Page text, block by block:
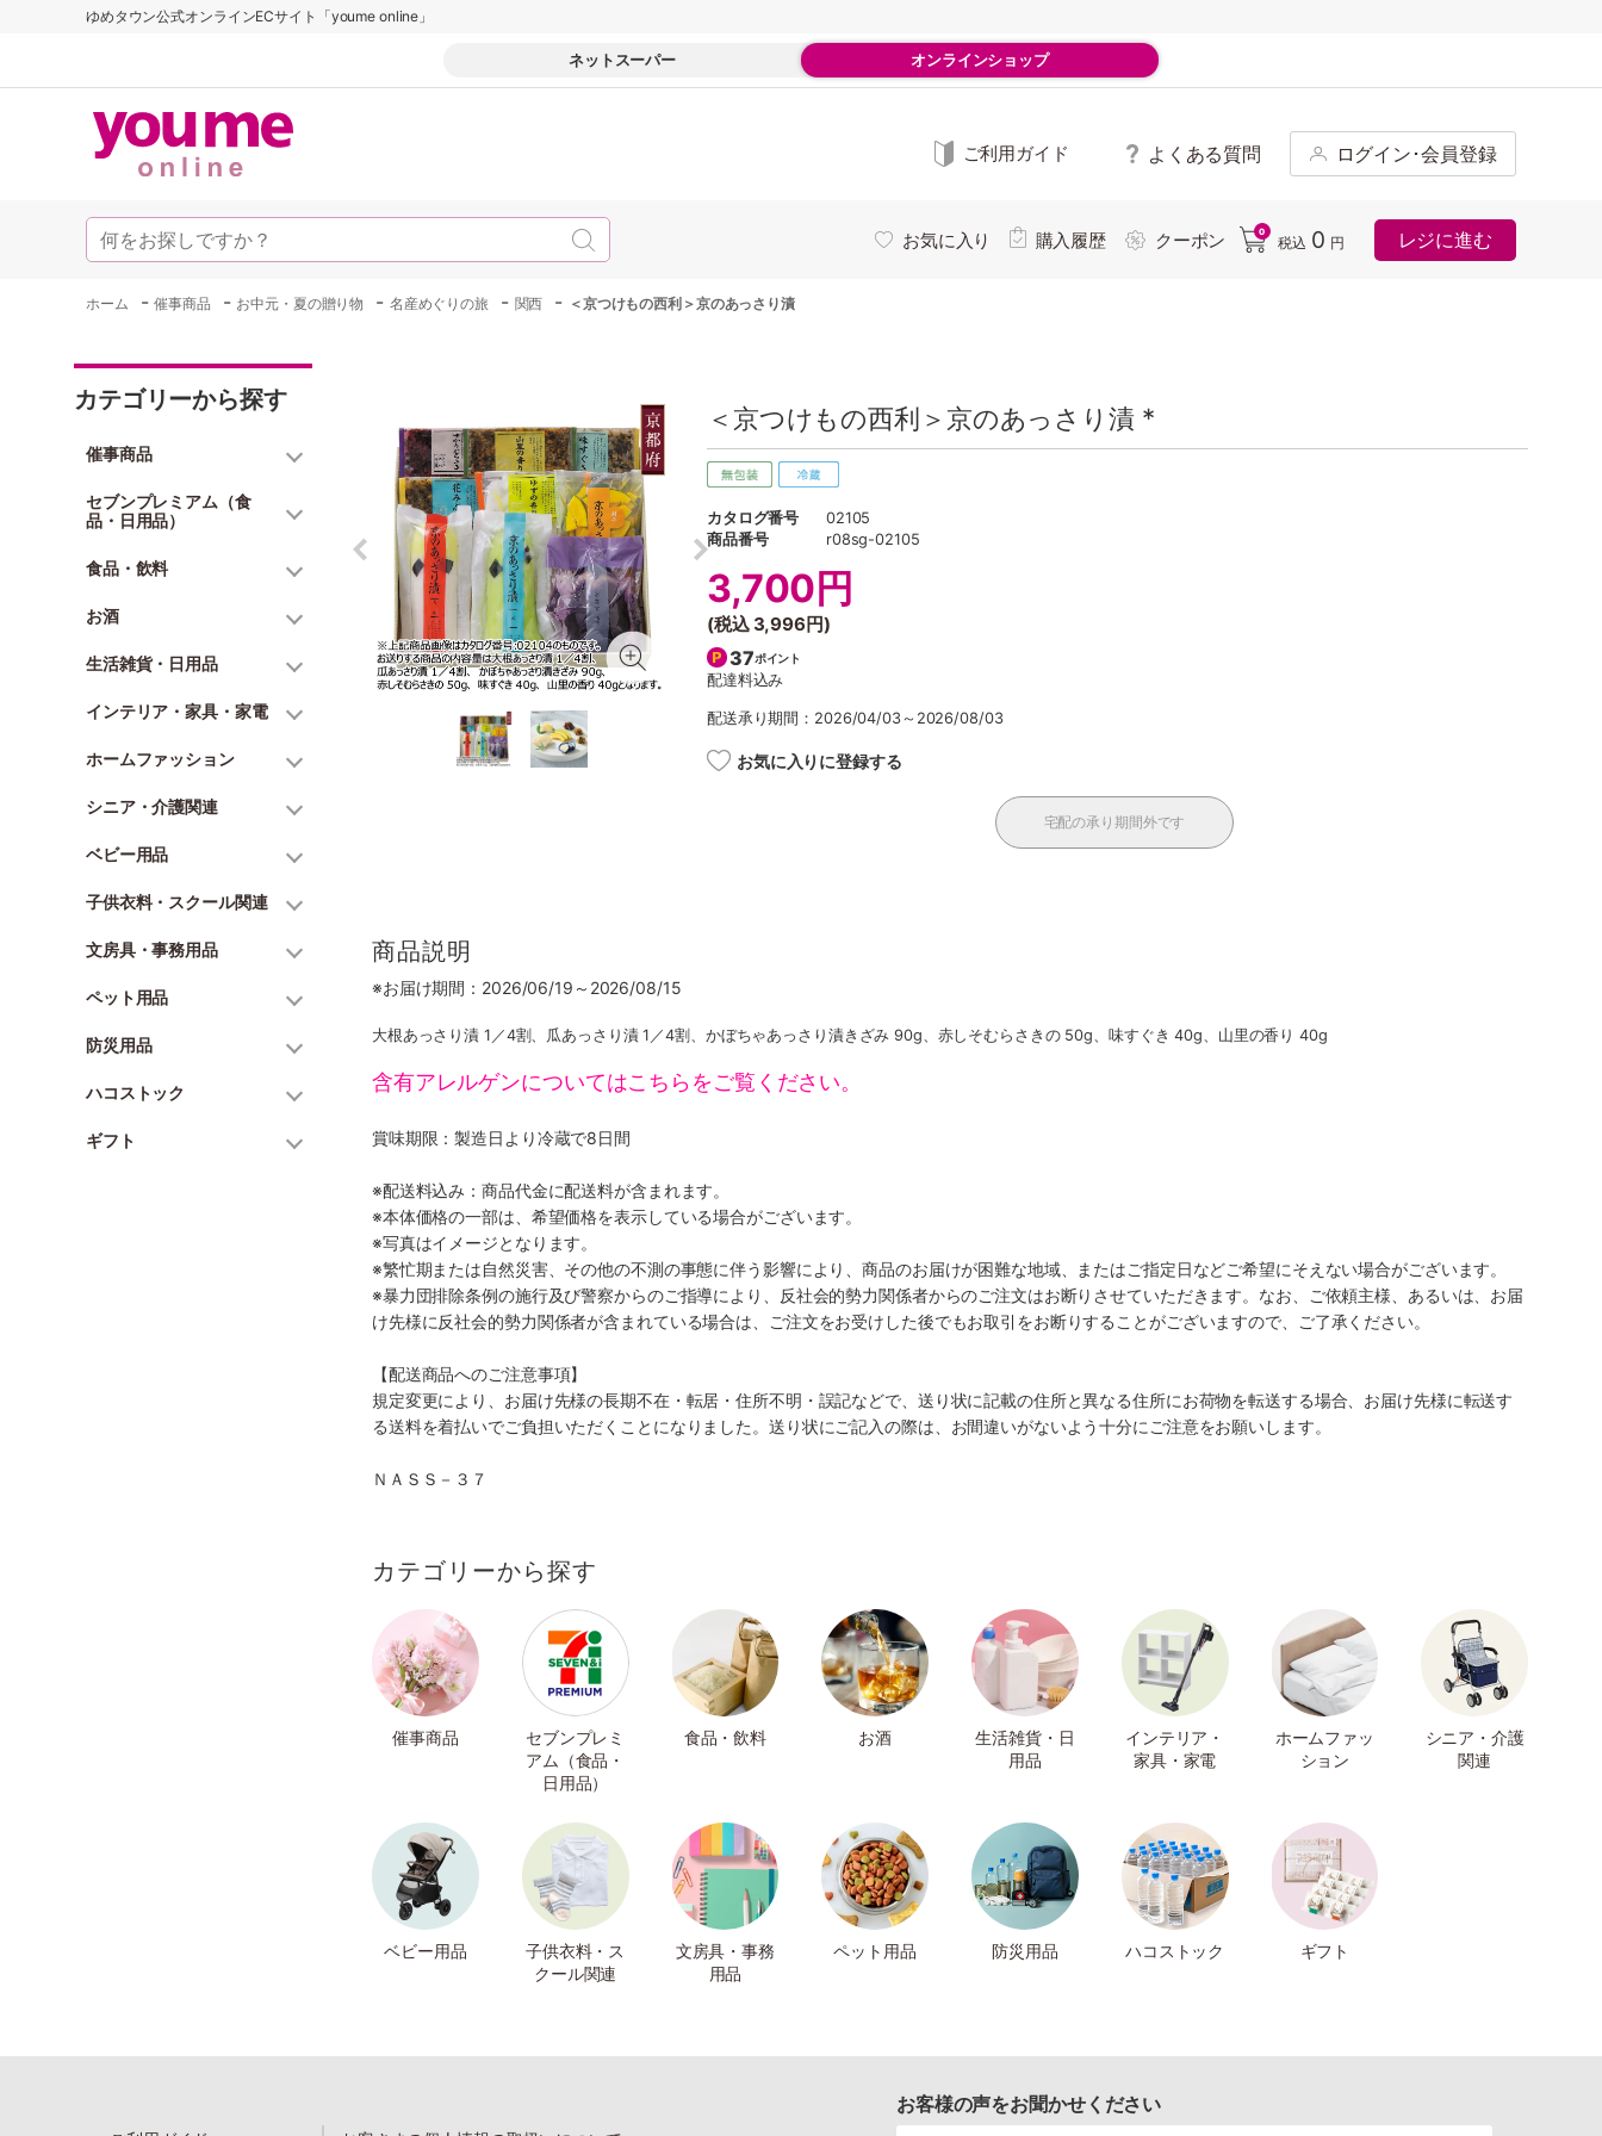
ゆめタウン公式オンラインECサイト「youme online」
ネットスーパー オンラインショップ
ご利用ガイド よくある質問 ログイン･会員登録
お気に入り 購入履歴 クーポン 0
税込 0 円 レジに進む
ホーム -催事商品 - お中元・夏の贈り物 - 名産めぐりの旅 - 関西 - ＜京つけもの西利＞京のあっさり漬
カテゴリーから探す
催事商品
セブンプレミアム（食
品・日用品）
食品・飲料
お酒
生活雑貨・日用品
インテリア・家具・家電
ホームファッション
シニア・介護関連
ベビー用品
子供衣料・スクール関連
文房具・事務用品
ペット用品
防災用品
ハコストック
ギフト
＜京つけもの西利＞京のあっさり漬 *
カタログ番号
02105
商品番号
r08sg-02105
3,700円
(税込 3,996円)
37ポイント
配達料込み
配送承り期間：2026/04/03～2026/08/03
お気に入りに登録する
宅配の承り期間外です
商品説明
※お届け期間：2026/06/19～2026/08/15
大根あっさり漬 1／4割、瓜あっさり漬 1／4割、かぼちゃあっさり漬きざみ 90g、赤しそむらさきの 50g、味すぐき 40g、山里の香り 40g
含有アレルゲンについてはこちらをご覧ください。
賞味期限：製造日より冷蔵で8日間
※配送料込み：商品代金に配送料が含まれます。
※本体価格の一部は、希望価格を表示している場合がございます。
※写真はイメージとなります。
※繁忙期または自然災害、その他の不測の事態に伴う影響により、商品のお届けが困難な地域、またはご指定日などご希望にそえない場合がございます。
※暴力団排除条例の施行及び警察からのご指導により、反社会的勢力関係者からのご注文はお断りさせていただきます。なお、ご依頼主様、あるいは、お届
け先様に反社会的勢力関係者が含まれている場合は、ご注文をお受けした後でもお取引をお断りすることがございますので、ご了承ください。
【配送商品へのご注意事項】
規定変更により、お届け先様の長期不在・転居・住所不明・誤記などで、送り状に記載の住所と異なる住所にお荷物を転送する場合、お届け先様に転送す
る送料を着払いでご負担いただくことになりました。送り状にご記入の際は、お間違いがないよう十分にご注意をお願いします。
ＮＡＳＳ－３７
カテゴリーから探す
催事商品
セブンプレミ
アム（食品・
日用品）
食品・飲料 お酒
生活雑貨・日
用品
インテリア・
家具・家電
ホームファッ
ション
シニア・介護
関連
ベビー用品
子供衣料・ス
クール関連
文房具・事務
用品
ペット用品 防災用品 ハコストック ギフト
お客様の声をお聞かせください